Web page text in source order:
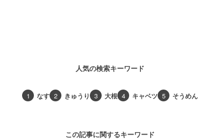
人気の検索キーワード
1 なす 2 きゅうり 3 大根 4 キャベツ 5 そうめん
この記事に関するキーワード